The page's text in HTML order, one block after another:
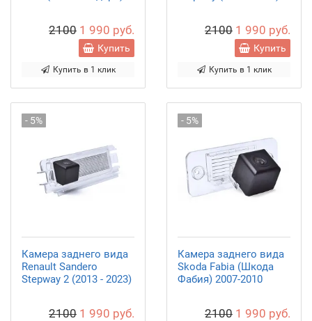
2100 1 990 руб.
Купить
Купить в 1 клик
2100 1 990 руб.
Купить
Купить в 1 клик
- 5%
Камера заднего вида
Renault Sandero
Stepway 2 (2013 - 2023)
2100 1 990 руб.
- 5%
Камера заднего вида
Skoda Fabia (Шкода
Фабия) 2007-2010
2100 1 990 руб.